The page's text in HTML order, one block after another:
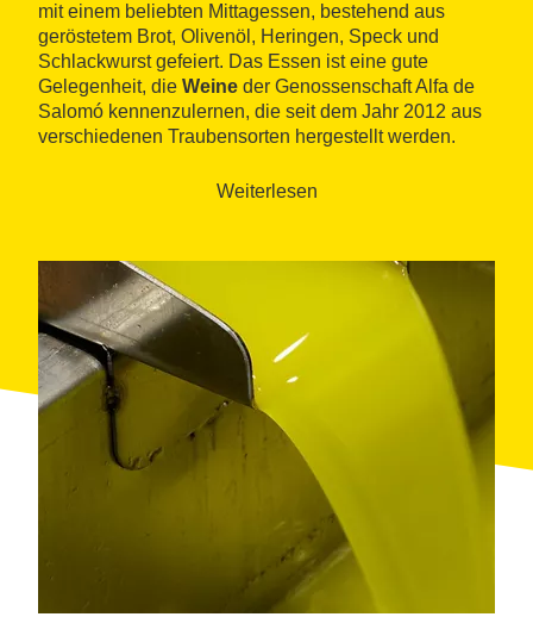
mit einem beliebten Mittagessen, bestehend aus
geröstetem Brot, Olivenöl, Heringen, Speck und
Schlackwurst gefeiert. Das Essen ist eine gute
Gelegenheit, die Weine der Genossenschaft Alfa de
Salomó kennenzulernen, die seit dem Jahr 2012 aus
verschiedenen Traubensorten hergestellt werden.
Weiterlesen